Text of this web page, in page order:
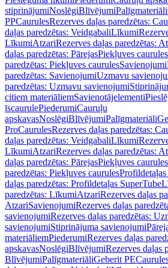
stiprinājumiNoslēgiBlīvējumiPalīgmateriāli
PPCaurulesRezerves daļas paredzētas:
daļas paredzētas: VeidgabaliLīkumi
LīkumiAtzariRezerves daļas paredzētas:
daļas paredzētas: PārejasPiekļuves caurules
paredzētas: Piekļuves caurulesSavienojumi
paredzētas: SavienojumiUzmavu
paredzētas: Uzmavu savienojumi
citiem materiāliemSavienotājelementi
īscaurulePiederumiCauruļu
apskavasNoslēgiBlīvējumiPalīgmateriāli
ProCaurulesRezerves daļas paredzētas:
daļas paredzētas: VeidgabaliLīkumi
LīkumiAtzariRezerves daļas paredzētas:
daļas paredzētas: PārejasPiekļuves caurules
paredzētas: Piekļuves caurules
daļas paredzētas: Profildetaļas SuperTube
paredzētas: LīkumiAtzariRezerves daļas
AtzariSavienojumiRezerves daļas
savienojumiRezerves daļas paredzētas:
savienojumiStiprinājuma savienojumi
materiāliemPiederumiRezerves daļas
apskavasNoslēgiBlīvējumiRezerves daļas
BlīvējumiPalīgmateriāliGeberit PE